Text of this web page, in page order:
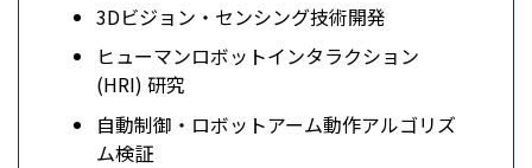
3Dビジョン・センシング技術開発
ヒューマンロボットインタラクション
(HRI) 研究
自動制御・ロボットアーム動作アルゴリズ
ム検証